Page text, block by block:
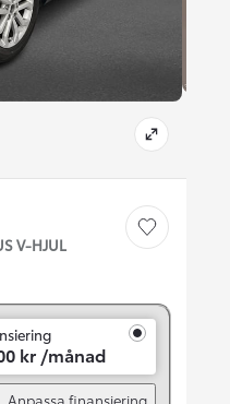
V-HJUL
Save car
kr /månad
Anpassa finansiering